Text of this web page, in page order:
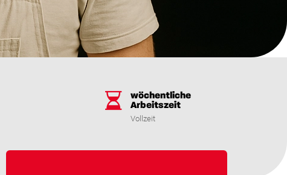
wöchentliche
Arbeitszeit
Vollzeit